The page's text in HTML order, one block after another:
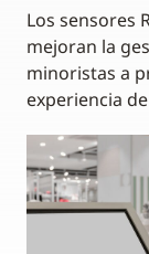
Los sensores
mejoran la
minoristas a
experiencia